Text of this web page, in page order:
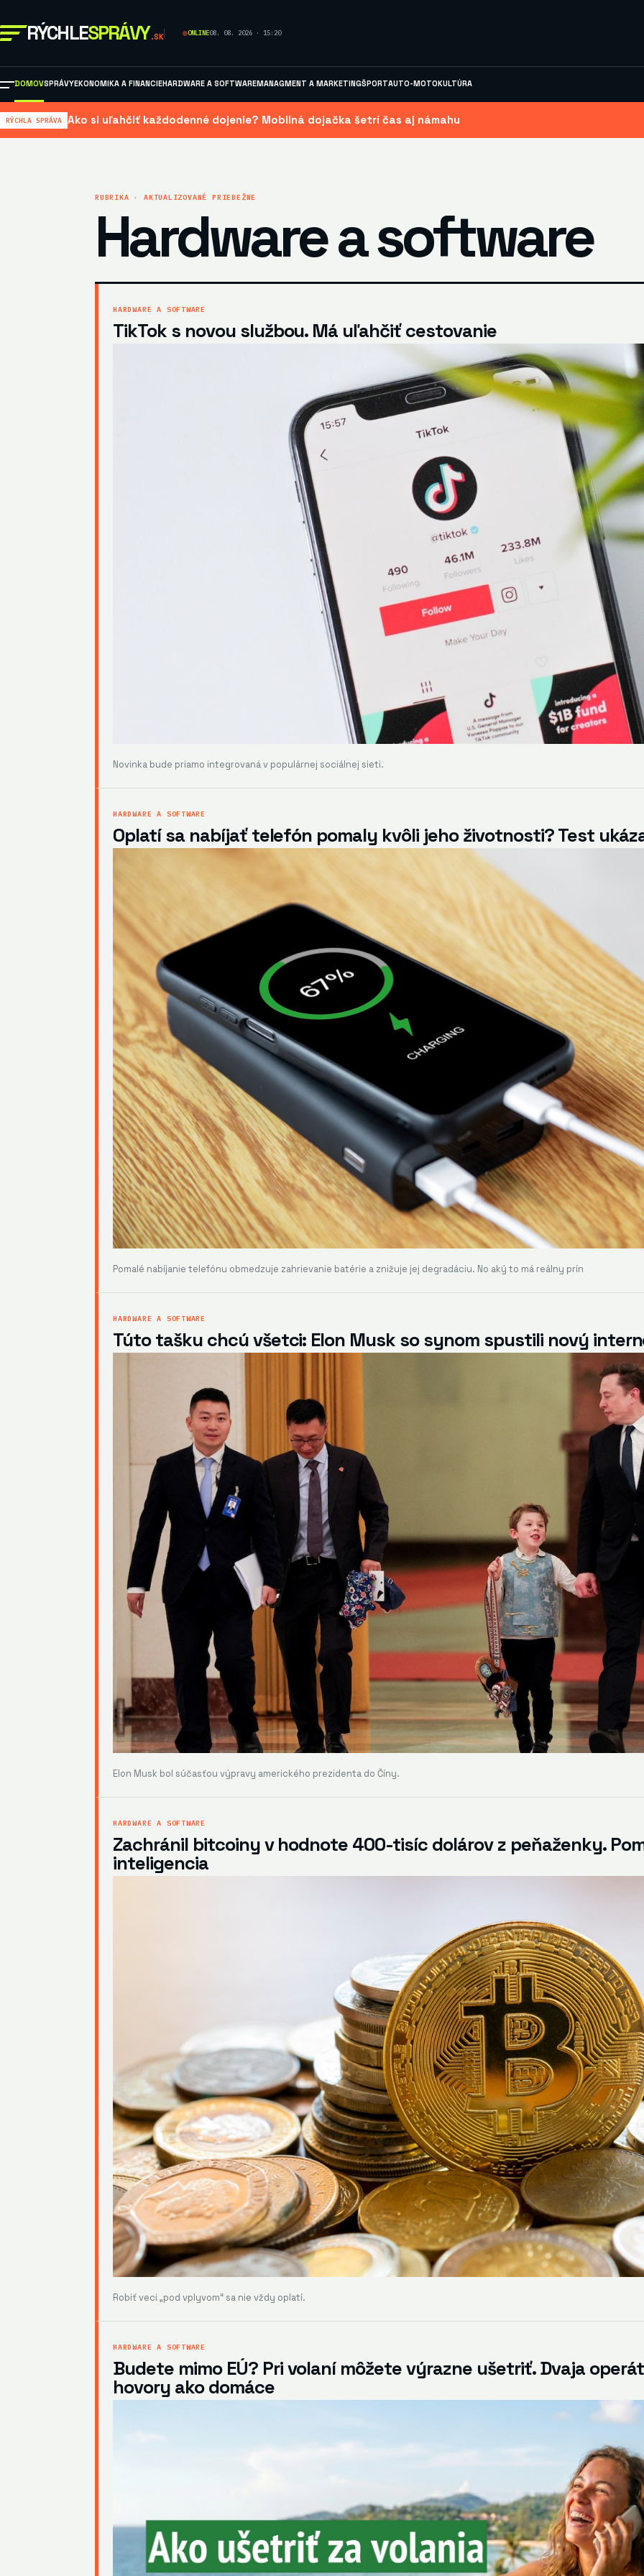
RÝCHLESPRÁVY .SK ONLINE08. 08. 2026 · 15:20
DOMOVSPRÁVYEKONOMIKA A FINANCIEHARDWARE A SOFTWAREMANAGMENT A MARKETINGŠPORTAUTO-MOTOKULTÚRA
RÝCHLA SPRÁVA Ako si uľahčiť každodenné dojenie? Mobilná dojačka šetrí čas aj námahu
RUBRIKA · AKTUALIZOVANÉ PRIEBEŽNE
Hardware a software
HARDWARE A SOFTWARE
TikTok s novou službou. Má uľahčiť cestovanie
Novinka bude priamo integrovaná v populárnej sociálnej sieti.
HARDWARE A SOFTWARE
Oplatí sa nabíjať telefón pomaly kvôli jeho životnosti? Test
Pomalé nabíjanie telefónu obmedzuje zahrievanie batérie a znižuje jej degradáciu. No aký to má reálny prín
HARDWARE A SOFTWARE
Túto tašku chcú všetci: Elon Musk so synom spustili nový
Elon Musk bol súčasťou výpravy amerického prezidenta do Číny.
HARDWARE A SOFTWARE
Zachránil bitcoiny v hodnote 400-tisíc dolárov z peňaženky.
inteligencia
Robiť veci „pod vplyvom“ sa nie vždy oplatí.
HARDWARE A SOFTWARE
Budete mimo EÚ? Pri volaní môžete výrazne ušetriť. Dvaja
hovory ako domáce